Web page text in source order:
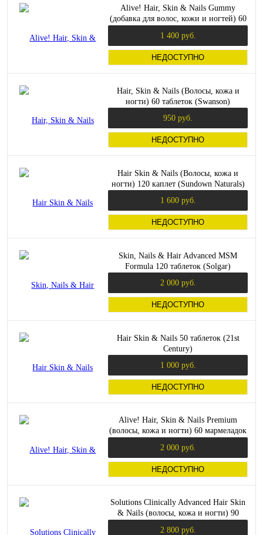
Alive! Hair, Skin & Nails Gummy
(добавка для волос, кожи и ногтей) 60
1 400 руб.
НЕДОСТУПНО
Hair, Skin & Nails (Волосы, кожа и
ногти) 60 таблеток (Swanson)
950 руб.
НЕДОСТУПНО
Hair Skin & Nails (Волосы, кожа и
ногти) 120 каплет (Sundown Naturals)
1 600 руб.
НЕДОСТУПНО
Skin, Nails & Hair Advanced MSM
Formula 120 таблеток (Solgar)
2 000 руб.
НЕДОСТУПНО
Hair Skin & Nails 50 таблеток (21st
Century)
1 000 руб.
НЕДОСТУПНО
Alive! Hair, Skin & Nails Premium
(волосы, кожа и ногти) 60 мармеладок
2 000 руб.
НЕДОСТУПНО
Solutions Clinically Advanced Hair Skin
& Nails (волосы, кожа и ногти) 90
2 800 руб.